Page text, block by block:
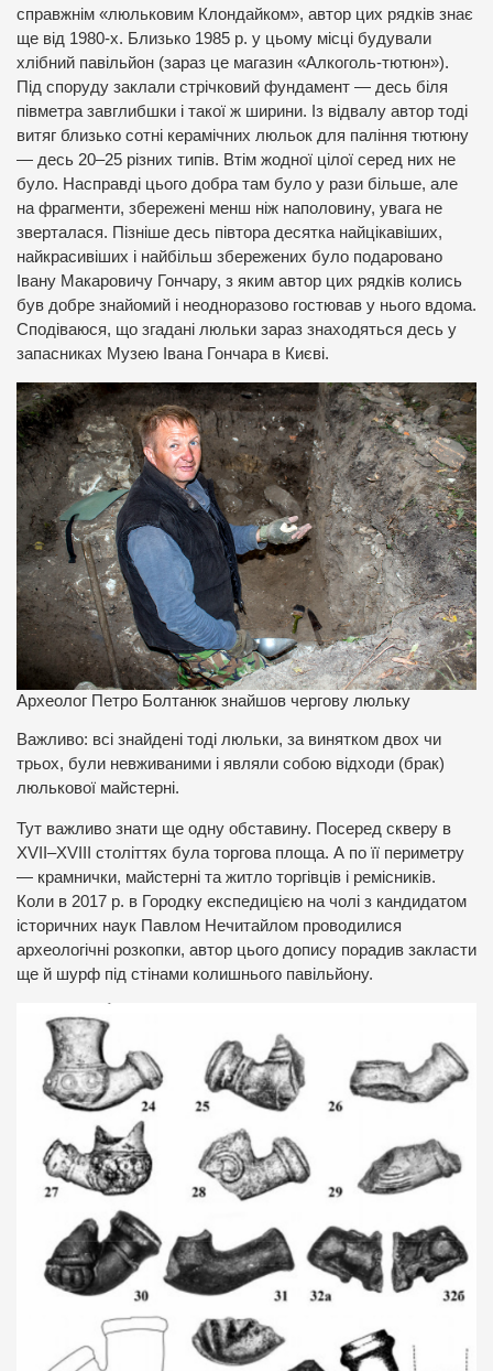
справжнім «люльковим Клондайком», автор цих рядків знає
ще від 1980-х. Близько 1985 р. у цьому місці будували
хлібний павільйон (зараз це магазин «Алкоголь-тютюн»).
Під споруду заклали стрічковий фундамент — десь біля
півметра завглибшки і такої ж ширини. Із відвалу автор тоді
витяг близько сотні керамічних люльок для паління тютюну
— десь 20–25 різних типів. Втім жодної цілої серед них не
було. Насправді цього добра там було у рази більше, але
на фрагменти, збережені менш ніж наполовину, увага не
зверталася. Пізніше десь півтора десятка найцікавіших,
найкрасивіших і найбільш збережених було подаровано
Івану Макаровичу Гончару, з яким автор цих рядків колись
був добре знайомий і неодноразово гостював у нього вдома.
Сподіваюся, що згадані люльки зараз знаходяться десь у
запасниках Музею Івана Гончара в Києві.
Археолог Петро Болтанюк знайшов чергову люльку
Важливо: всі знайдені тоді люльки, за винятком двох чи
трьох, були невживаними і являли собою відходи (брак)
люлькової майстерні.
Тут важливо знати ще одну обставину. Посеред скверу в
XVII–XVIII століттях була торгова площа. А по її периметру
— крамнички, майстерні та житло торгівців і ремісників.
Коли в 2017 р. в Городку експедицією на чолі з кандидатом
історичних наук Павлом Нечитайлом проводилися
археологічні розкопки, автор цього допису порадив закласти
ще й шурф під стінами колишнього павільйону.